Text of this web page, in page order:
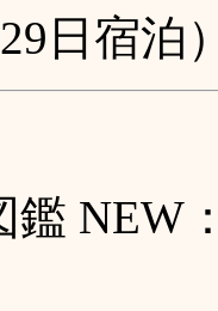
29日宿泊
鑑 NEW